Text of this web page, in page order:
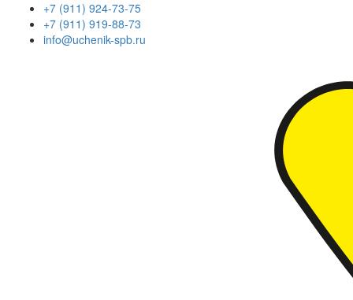
+7 (911) 924-73-75
+7 (911) 919-88-73
info@uchenik-spb.ru